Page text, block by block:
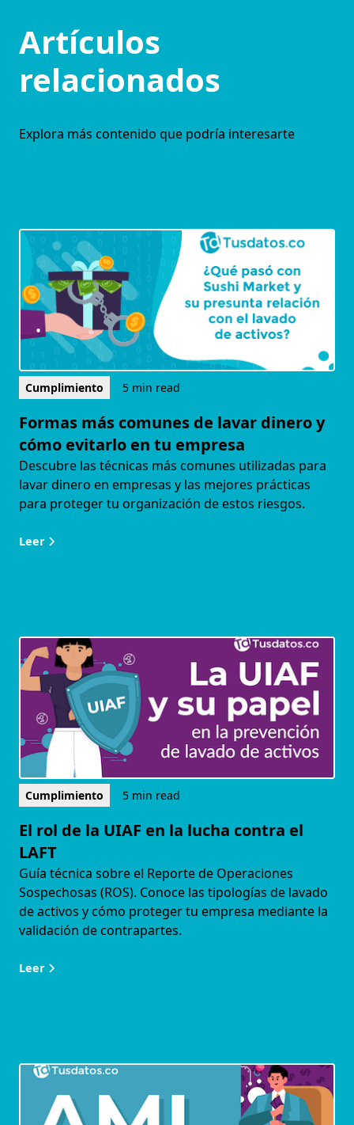
Artículos
relacionados
Explora más contenido que podría interesarte
Cumplimiento 5 min read
Formas más comunes de lavar dinero y
cómo evitarlo en tu empresa
Descubre las técnicas más comunes utilizadas para
lavar dinero en empresas y las mejores prácticas
para proteger tu organización de estos riesgos.
Leer
Cumplimiento 5 min read
El rol de la UIAF en la lucha contra el
LAFT
Guía técnica sobre el Reporte de Operaciones
Sospechosas (ROS). Conoce las tipologías de lavado
de activos y cómo proteger tu empresa mediante la
validación de contrapartes.
Leer